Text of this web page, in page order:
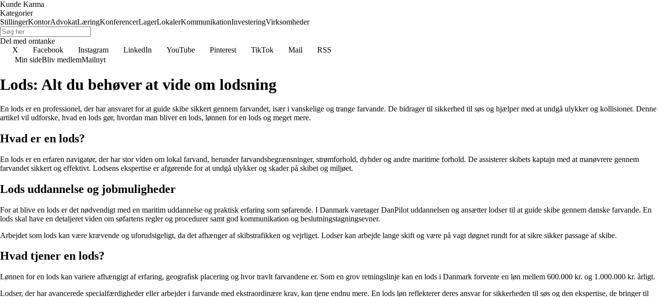
Kunde Karma
Kategorier
StillingerKontorAdvokatLæringKonferencerLagerLokalerKommunikationInvesteringVirksomheder
Del med omtanke
X
Facebook Instagram LinkedIn YouTube Pinterest TikTok Mail
RSS
Min sideBliv medlemMailnyt
Lods: Alt du behøver at vide om lodsning
En lods er en professionel, der har ansvaret for at guide skibe sikkert gennem farvandet, især i vanskelige og trange farvande. De bidrager til sikkerhed til søs og hjælper med at undgå ulykker og kollisioner. Denne
artikel vil udforske, hvad en lods gør, hvordan man bliver en lods, lønnen for en lods og meget mere.
Hvad er en lods?
En lods er en erfaren navigatør, der har stor viden om lokal farvand, herunder farvandsbegrænsninger, strømforhold, dybder og andre maritime forhold. De assisterer skibets kaptajn med at manøvrere gennem
farvandet sikkert og effektivt. Lodsens ekspertise er afgørende for at undgå ulykker og skader på skibet og miljøet.
Lods uddannelse og jobmuligheder
For at blive en lods er det nødvendigt med en maritim uddannelse og praktisk erfaring som søfarende. I Danmark varetager DanPilot uddannelsen og ansætter lodser til at guide skibe gennem danske farvande. En
lods skal have en detaljeret viden om søfartens regler og procedurer samt god kommunikation og beslutningstagningsevner.
Arbejdet som lods kan være krævende og uforudsigeligt, da det afhænger af skibstrafikken og vejrliget. Lodser kan arbejde lange skift og være på vagt døgnet rundt for at sikre sikker passage af skibe.
Hvad tjener en lods?
Lønnen for en lods kan variere afhængigt af erfaring, geografisk placering og hvor travlt farvandene er. Som en grov retningslinje kan en lods i Danmark forvente en løn mellem 600.000 kr. og 1.000.000 kr. årligt.
Lodser, der har avancerede specialfærdigheder eller arbejder i farvande med ekstraordinære krav, kan tjene endnu mere. En lods løn reflekterer deres ansvar for sikkerheden til søs og den ekspertise, de bringer til